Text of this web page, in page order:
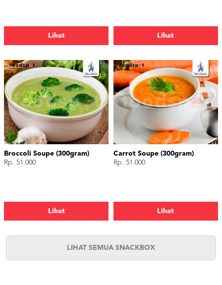
Lihat Lihat
Broccoli Soupe (300gram)
Rp. 51.000
Lihat
Carrot Soupe (300gram)
Rp. 51.000
Lihat
LIHAT SEMUA SNACKBOX